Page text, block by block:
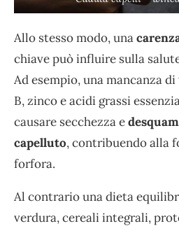
Allo stesso modo, una
chiave può influire sulla
Ad esempio, una mancanza
B, zinco e acidi grassi
causare secchezza e
capelluto, contribuendo alla
forfora.
Al contrario una dieta
verdura, cereali integrali,